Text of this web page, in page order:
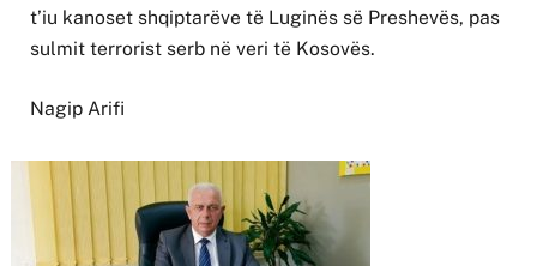
t’iu kanoset shqiptarëve të Luginës së Preshevës, pas
sulmit terrorist serb në veri të Kosovës.
Nagip Arifi